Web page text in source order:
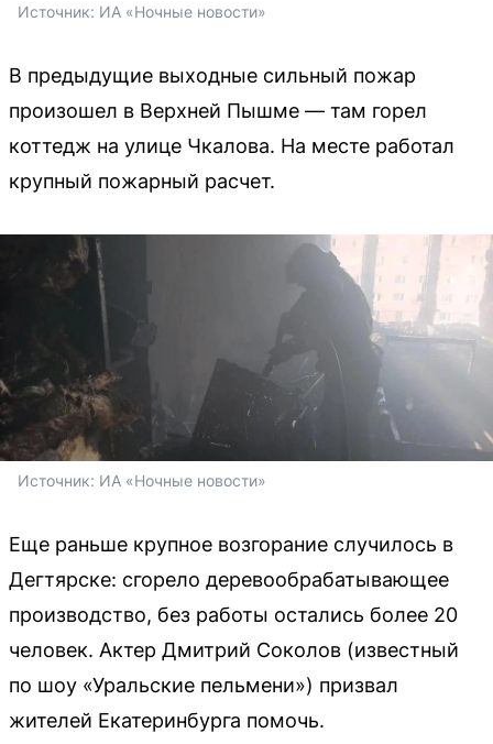
Источник: ИА «Ночные новости»
В предыдущие выходные сильный пожар
произошел в Верхней Пышме — там горел
коттедж на улице Чкалова. На месте работал
крупный пожарный расчет.
Источник: ИА «Ночные новости»
Еще раньше крупное возгорание случилось в
Дегтярске: сгорело деревообрабатывающее
производство, без работы остались более 20
человек. Актер Дмитрий Соколов (известный
по шоу «Уральские пельмени») призвал
жителей Екатеринбурга помочь.